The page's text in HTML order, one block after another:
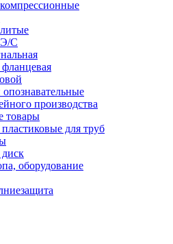
С
производства
товары
для труб
оборудование